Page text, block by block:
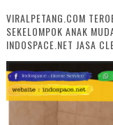
VIRALPETANG.COM
SEKELOMPOK ANAK
INDOSPACE.NET JASA